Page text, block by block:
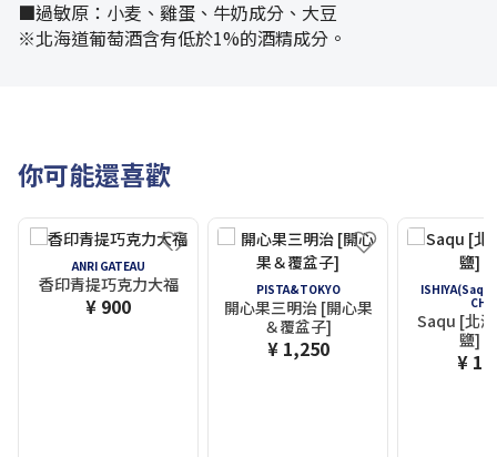
■過敏原：小麦、雞蛋、牛奶成分、大豆
※北海道葡萄酒含有低於1%的酒精成分。
你可能還喜歡
ANRI GATEAU
香印青提巧克力大福
¥ 900
PISTA&TOKYO
開心果三明治 [開心果
＆覆盆子]
¥ 1,250
ISHIYA(Saqu
Saqu [北
鹽]
¥